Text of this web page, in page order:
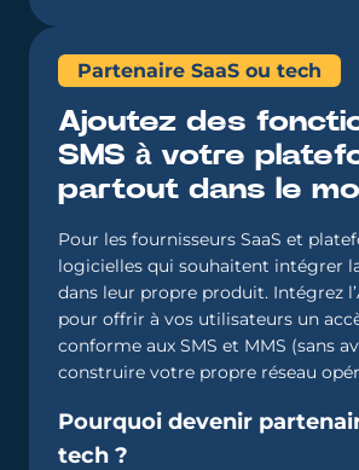
Partenaire SaaS ou tech
Ajoutez des
SMS à votre
partout dans le
Pour les fournisseurs SaaS et
logicielles qui souhaitent intégrer
dans leur propre produit. Intégrez
pour offrir à vos utilisateurs un
conforme aux SMS et MMS (sans
construire votre propre réseau
Pourquoi devenir
tech ?